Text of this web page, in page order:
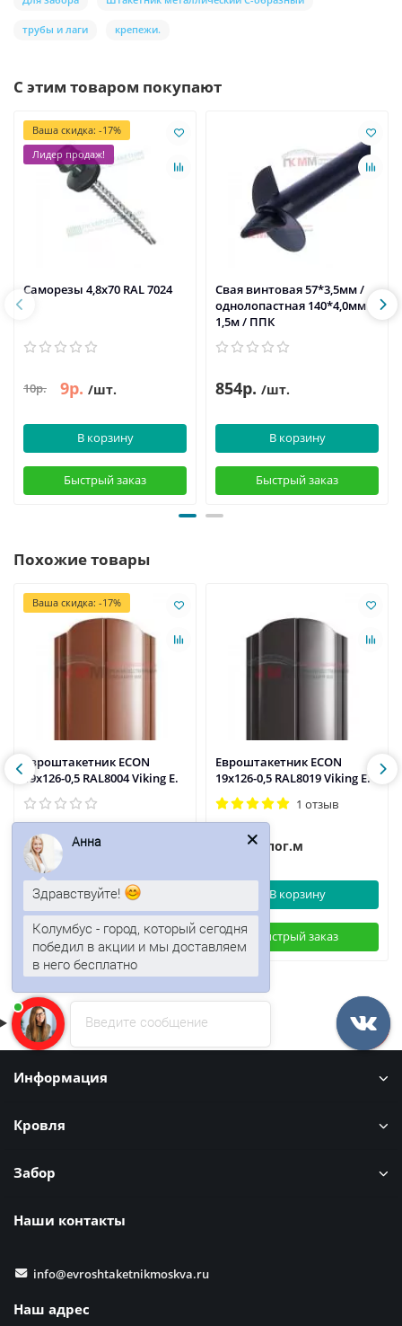
трубы и лаги крепежи.
С этим товаром покупают
Ваша скидка: -17%
Лидер продаж!
Саморезы 4,8х70 RAL 7024
10р. 9р. /шт.
В корзину
Быстрый заказ
Свая винтовая 57*3,5мм /
однолопастная 140*4,0мм /
1,5м / ППК
854р. /шт.
В корзину
Быстрый заказ
Похожие товары
Ваша скидка: -17%
Евроштакетник ECON
19х126-0,5 RAL8004 Viking E.
159р. 132р.
В корзину
Быстрый заказ
Евроштакетник ECON
19х126-0,5 RAL8019 Viking E.
1 отзыв
135р. /пог.м
В корзину
Быстрый заказ
Информация
Кровля
Забор
Наши контакты
info@evroshtaketnikmoskva.ru
Наш адрес
Введите сообщение
Анна
Здравствуйте!
Колумбус - город, который сегодня
победил в акции и мы доставляем
в него бесплатно